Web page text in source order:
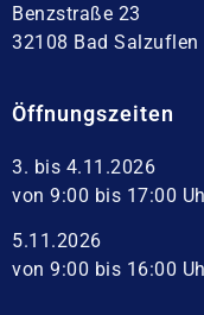
Benzstraße 23
32108 Bad Salzuflen
Öffnungszeiten
3. bis 4.11.2026
von 9:00 bis 17:00
5.11.2026
von 9:00 bis 16:00